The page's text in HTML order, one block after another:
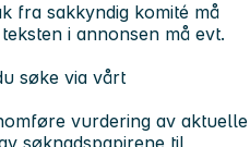
fra sakkyndig komité må
i annonsen må evt.
søke via vårt
vurdering av aktuelle
søknadspapirene til